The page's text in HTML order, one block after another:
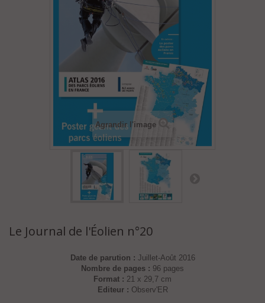
Agrandir l'image
Le Journal de l'Éolien n°20
Date de parution : Juillet-Août 2016
Nombre de pages : 96 pages
Format : 21 x 29,7 cm
Editeur : Observ'ER